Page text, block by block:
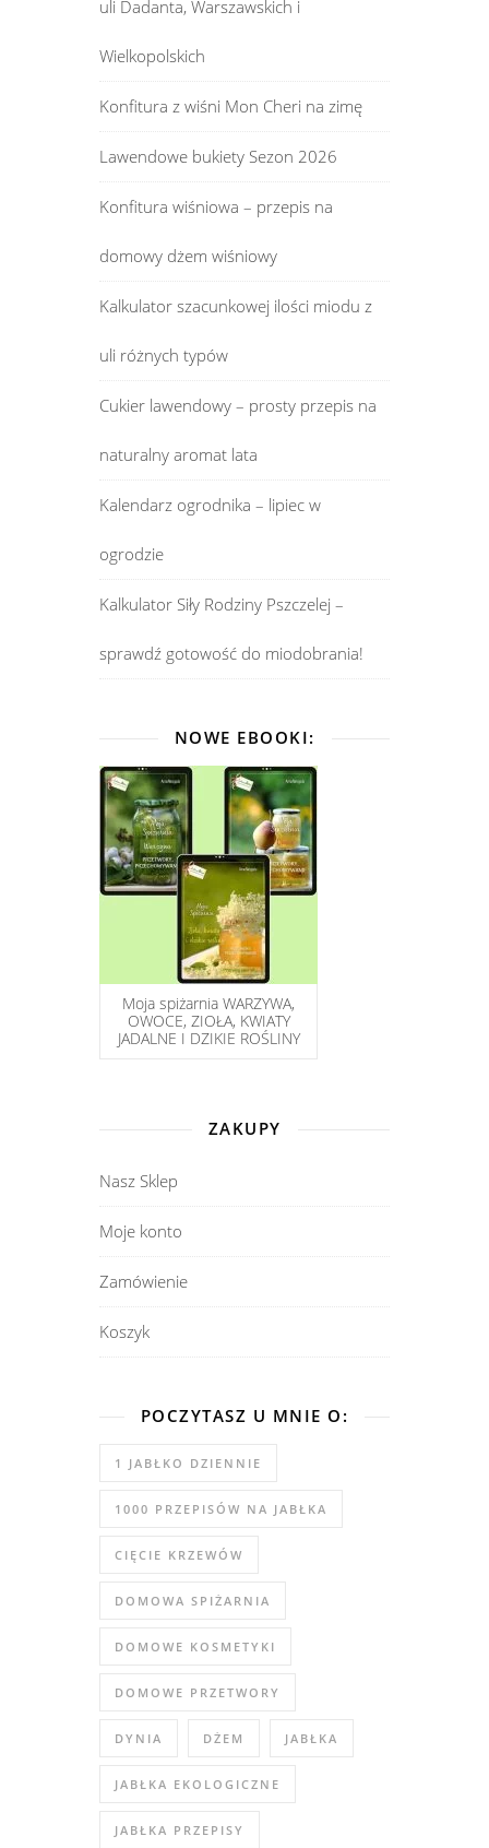
uli Dadanta, Warszawskich i
Wielkopolskich
Konfitura z wiśni Mon Cheri na zimę
Lawendowe bukiety Sezon 2026
Konfitura wiśniowa – przepis na
domowy dżem wiśniowy
Kalkulator szacunkowej ilości miodu z
uli różnych typów
Cukier lawendowy – prosty przepis na
naturalny aromat lata
Kalendarz ogrodnika – lipiec w
ogrodzie
Kalkulator Siły Rodziny Pszczelej –
sprawdź gotowość do miodobrania!
NOWE EBOOKI:
Moja spiżarnia WARZYWA,
OWOCE, ZIOŁA, KWIATY
JADALNE I DZIKIE ROŚLINY
ZAKUPY
Nasz Sklep
Moje konto
Zamówienie
Koszyk
POCZYTASZ U MNIE O:
1 JABŁKO DZIENNIE
1000 PRZEPISÓW NA JABŁKA
CIĘCIE KRZEWÓW
DOMOWA SPIŻARNIA
DOMOWE KOSMETYKI
DOMOWE PRZETWORY
DYNIA DŻEM JABŁKA
JABŁKA EKOLOGICZNE
JABŁKA PRZEPISY